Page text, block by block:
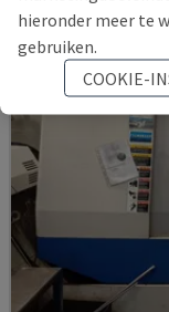
hieronder meer te
gebruiken.
COOKIE-